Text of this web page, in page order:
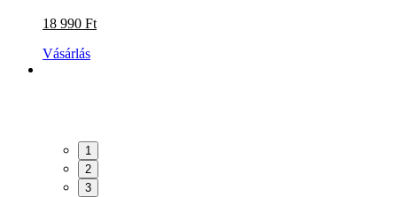
18 990 Ft
Vásárlás
1
2
3